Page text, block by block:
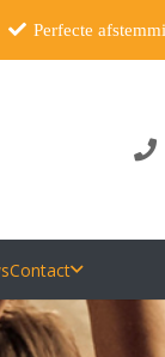
Perfecte
Contact